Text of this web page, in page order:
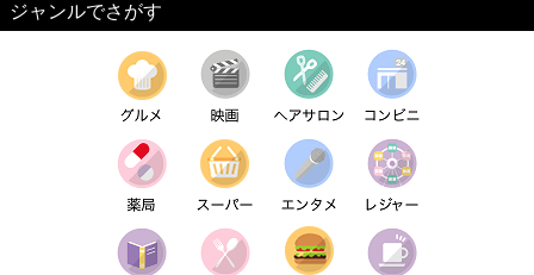
ジャンルでさがす